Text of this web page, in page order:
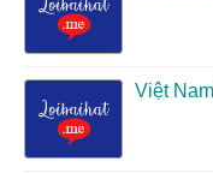
Việt